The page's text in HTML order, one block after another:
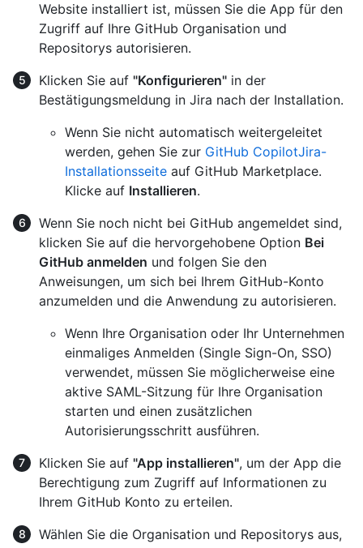
Website installiert ist, müssen Sie die App für den
Zugriff auf Ihre GitHub Organisation und
Repositorys autorisieren.
Klicken Sie auf "Konfigurieren" in der
Bestätigungsmeldung in Jira nach der Installation.
Wenn Sie nicht automatisch weitergeleitet
werden, gehen Sie zur GitHub CopilotJira-
Installationsseite auf GitHub Marketplace.
Klicke auf Installieren.
Wenn Sie noch nicht bei GitHub angemeldet sind,
klicken Sie auf die hervorgehobene Option Bei
GitHub anmelden und folgen Sie den
Anweisungen, um sich bei Ihrem GitHub-Konto
anzumelden und die Anwendung zu autorisieren.
Wenn Ihre Organisation oder Ihr Unternehmen
einmaliges Anmelden (Single Sign-On, SSO)
verwendet, müssen Sie möglicherweise eine
aktive SAML-Sitzung für Ihre Organisation
starten und einen zusätzlichen
Autorisierungsschritt ausführen.
Klicken Sie auf "App installieren", um der App die
Berechtigung zum Zugriff auf Informationen zu
Ihrem GitHub Konto zu erteilen.
Wählen Sie die Organisation und Repositorys aus,